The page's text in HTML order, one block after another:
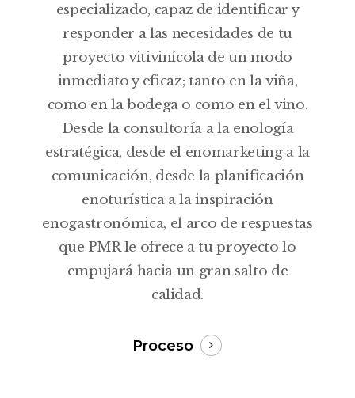
especializado, capaz de identificar y
responder a las necesidades de tu
proyecto vitivinícola de un modo
inmediato y eficaz; tanto en la viña,
como en la bodega o como en el vino.
Desde la consultoría a la enología
estratégica, desde el enomarketing a la
comunicación, desde la planificación
enoturística a la inspiración
enogastronómica, el arco de respuestas
que PMR le ofrece a tu proyecto lo
empujará hacia un gran salto de
calidad.
Proceso